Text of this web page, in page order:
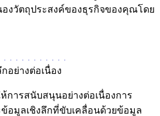
งวัตถุประสงค์ของธุรกิจของคุณโดย
อย่างต่อเนื่อง
การสนับสนุนอย่างต่อเนื่องการ
อมูลเชิงลึกที่ขับเคลื่อนด้วยข้อมูล